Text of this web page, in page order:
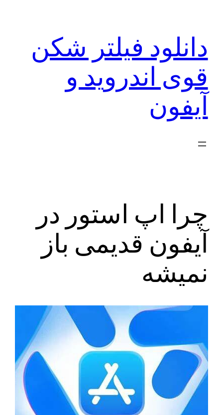
دانلود فیلتر شکن
قوی اندروید و
آیفون
چرا اپ استور در
آیفون قدیمی باز
نمیشه